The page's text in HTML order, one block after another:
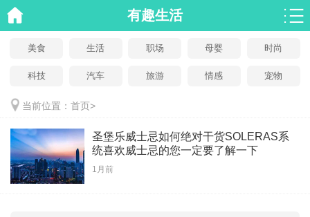
有趣生活
美食 生活 职场 母婴 时尚
科技 汽车 旅游 情感 宠物
当前位置： 首页>
圣堡乐威士忌如何绝对干货SOLERAS系
统喜欢威士忌的您一定要了解一下
1月前